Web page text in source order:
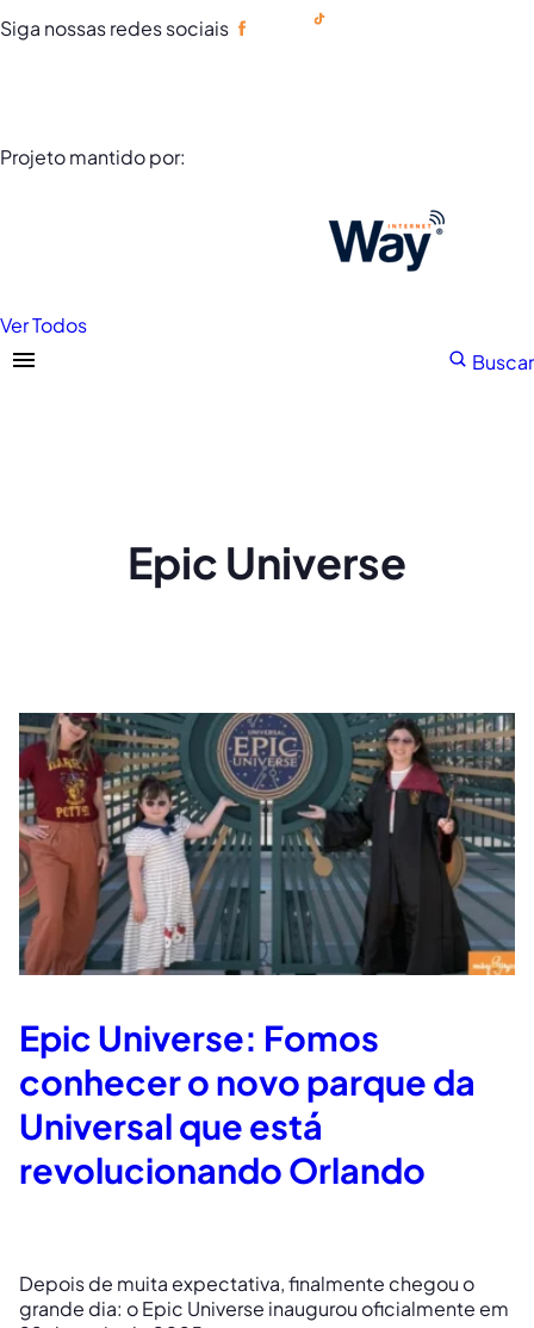
Siga nossas redes sociais
Projeto mantido por:
Ver Todos
Buscar
Epic Universe
Epic Universe: Fomos
conhecer o novo parque da
Universal que está
revolucionando Orlando
Depois de muita expectativa, finalmente chegou o
grande dia: o Epic Universe inaugurou oficialmente em